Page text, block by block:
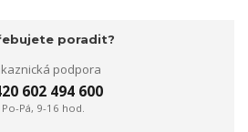
poradit?
podpora
602 494 600
Po-Pá, 9-16 hod.